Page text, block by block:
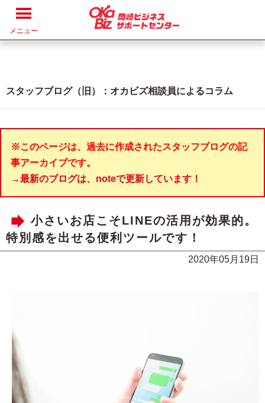
メニュー
スタッフブログ（旧）：オカビズ相談員によるコラム
※このページは、過去に作成されたスタッフブログの記
事アーカイブです。
→最新のブログは、noteで更新しています！
小さいお店こそLINEの活用が効果的。
特別感を出せる便利ツールです！
2020年05月19日